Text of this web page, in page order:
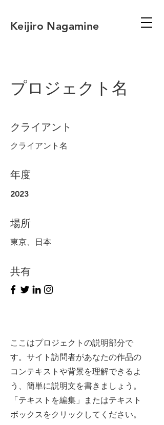
Keijiro Nagamine
プロジェクト名
クライアント
クライアント名
年度
2023
場所
東京、日本
共有
ここはプロジェクトの説明部分で
す。サイト訪問者があなたの作品の
コンテキストや背景を理解できるよ
う、簡単に説明文を書きましょう。
「テキストを編集」またはテキスト
ボックスをクリックしてください。